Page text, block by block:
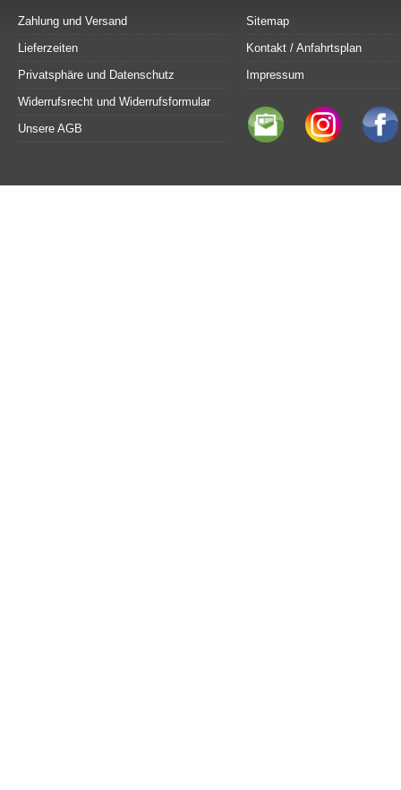
Zahlung und Versand
Lieferzeiten
Privatsphäre und Datenschutz
Widerrufsrecht und Widerrufsformular
Unsere AGB
Sitemap
Kontakt / Anfahrtsplan
Impressum